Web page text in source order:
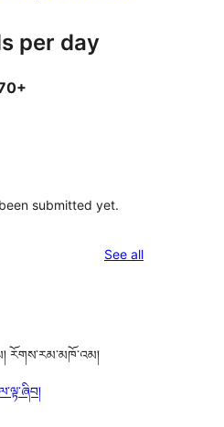
per day
submitted yet.
See allreviews
རོགས་རམ་མཁོ་འམ།